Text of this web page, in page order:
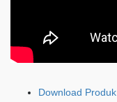
Download Produk